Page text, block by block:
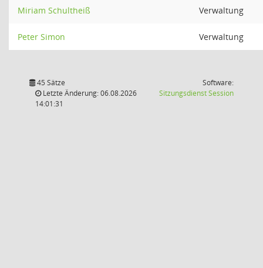
Miriam Schultheiß Verwaltung
Peter Simon Verwaltung
45 Sätze
Letzte Änderung: 06.08.2026
14:01:31
Software:
SitzungsdienstSession(Wird in